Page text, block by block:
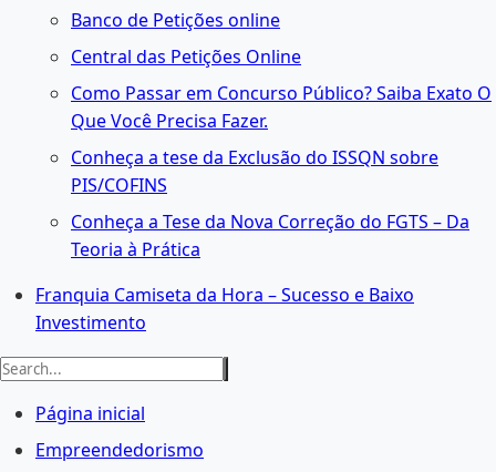
Banco de Petições online
Central das Petições Online
Como Passar em Concurso Público? Saiba Exato O
Que Você Precisa Fazer.
Conheça a tese da Exclusão do ISSQN sobre
PIS/COFINS
Conheça a Tese da Nova Correção do FGTS – Da
Teoria à Prática
Franquia Camiseta da Hora – Sucesso e Baixo
Investimento
Página inicial
Empreendedorismo